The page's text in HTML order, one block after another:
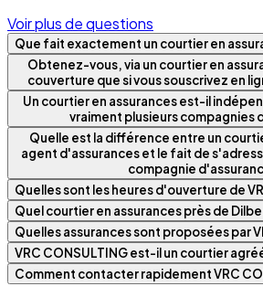
Voir plus de questions
Que fait exactement un courtier en
Obtenez-vous, via un courtier en
couverture que si vous souscrivez en
Un courtier en assurances est-il
vraiment plusieurs compagnies
Quelle est la différence entre un
agent d'assurances et le fait de
compagnie
Quelles sont les heures d'ouverture de
Quel courtier en assurances près de
Quelles assurances sont proposées par
VRC CONSULTING est-il un courtier
Comment contacter rapidement VRC